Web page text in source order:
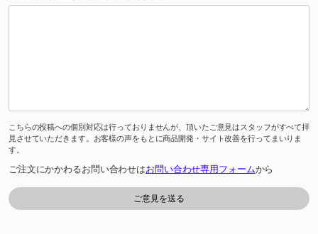
こちらの投稿への個別対応は行っておりませんが、頂いたご意見はスタッフがすべて拝
見させていただきます。お客様の声をもとに商品開発・サイト改善を行ってまいりま
す。
ご注文にかかわるお問い合わせはお問い合わせ専用フォームから